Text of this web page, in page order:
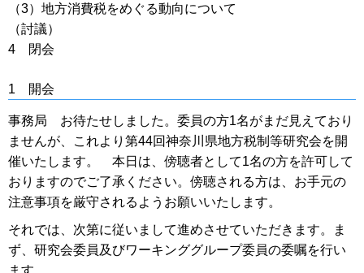
（3）地方消費税をめぐる動向について
（討議）
4 閉会
1 開会
事務局 お待たせしました。委員の方1名がまだ見えており
ませんが、これより第44回神奈川県地方税制等研究会を開
催いたします。 本日は、傍聴者として1名の方を許可して
おりますのでご了承ください。傍聴される方は、お手元の
注意事項を厳守されるようお願いいたします。
それでは、次第に従いまして進めさせていただきます。ま
ず、研究会委員及びワーキンググループ委員の委嘱を行い